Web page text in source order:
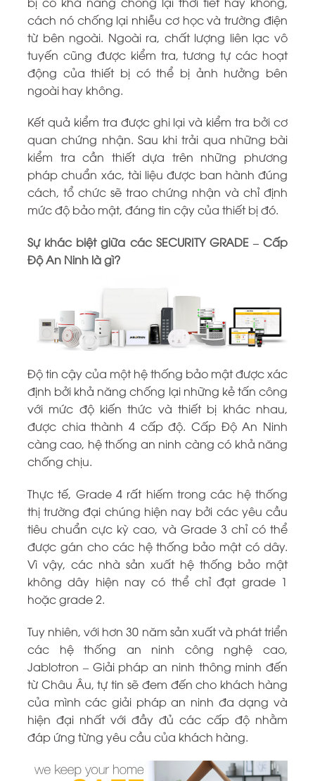
cách nó chống lại nhiễu cơ học và trường điện
từ bên ngoài. Ngoài ra, chất lượng liên lạc vô
tuyến cũng được kiểm tra, tương tự các hoạt
động của thiết bị có thể bị ảnh hưởng bên
ngoài hay không.
Kết quả kiểm tra được ghi lại và kiểm tra bởi cơ
quan chứng nhận. Sau khi trải qua những bài
kiểm tra cần thiết dựa trên những phương
pháp chuẩn xác, tài liệu được ban hành đúng
cách, tổ chức sẽ trao chứng nhận và chỉ định
mức độ bảo mật, đáng tin cậy của thiết bị đó.
Sự khác biệt giữa các SECURITY GRADE – Cấp
Độ An Ninh là gì?
Độ tin cậy của một hệ thống bảo mật được xác
định bởi khả năng chống lại những kẻ tấn công
với mức độ kiến thức và thiết bị khác nhau,
được chia thành 4 cấp độ. Cấp Độ An Ninh
càng cao, hệ thống an ninh càng có khả năng
chống chịu.
Thực tế, Grade 4 rất hiếm trong các hệ thống
thị trường đại chúng hiện nay bởi các yêu cầu
tiêu chuẩn cực kỳ cao, và Grade 3 chỉ có thể
được gán cho các hệ thống bảo mật có dây.
Vì vậy, các nhà sản xuất hệ thống bảo mật
không dây hiện nay có thể chỉ đạt grade 1
hoặc grade 2.
Tuy nhiên, với hơn 30 năm sản xuất và phát triển
các hệ thống an ninh công nghệ cao,
Jablotron – Giải pháp an ninh thông minh đến
từ Châu Âu, tự tin sẽ đem đến cho khách hàng
của mình các giải pháp an ninh đa dạng và
hiện đại nhất với đầy đủ các cấp độ nhằm
đáp ứng từng yêu cầu của khách hàng.